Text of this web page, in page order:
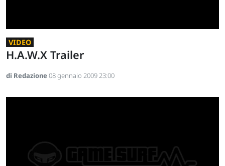
VIDEO
H.A.W.X Trailer
di Redazione08 gennaio 2009 23:00